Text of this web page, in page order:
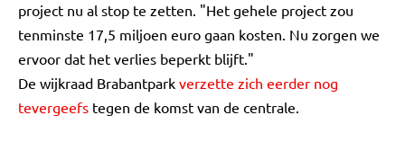
project nu al stop te zetten. "Het gehele project zou
tenminste 17,5 miljoen euro gaan kosten. Nu zorgen we
ervoor dat het verlies beperkt blijft."
De wijkraad Brabantpark verzette zich eerder nog
tevergeefs tegen de komst van de centrale.